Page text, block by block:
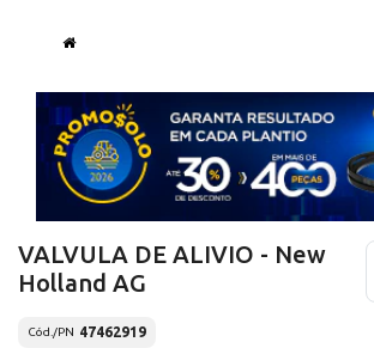
VALVULA DE ALIVIO - New
Holland AG
Cód./PN 47462919